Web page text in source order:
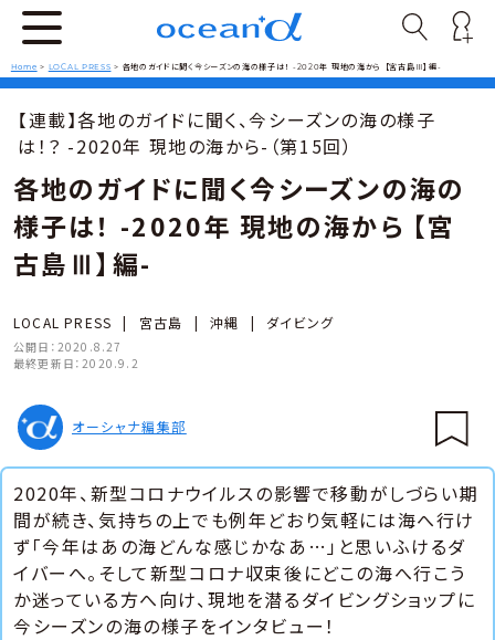
Home > LOCAL PRESS > 各地のガイドに聞く今シーズンの海の様子は！ -2020年 現地の海から 【宮古島Ⅲ】編-
【連載】各地のガイドに聞く、今シーズンの海の様子
は！？ -2020年 現地の海から-（第15回）
各地のガイドに聞く今シーズンの海の
様子は！ -2020年 現地の海から 【宮
古島Ⅲ】編-
LOCAL PRESS | 宮古島 | 沖縄 | ダイビング
公開日： 2020.8.27
最終更新日： 2020.9.2
オーシャナ編集部
2020年、新型コロナウイルスの影響で移動がしづらい期
間が続き、気持ちの上でも例年どおり気軽には海へ行け
ず「今年はあの海どんな感じかなあ…」と思いふけるダ
イバーへ。そして新型コロナ収束後にどこの海へ行こう
か迷っている方へ向け、現地を潜るダイビングショップに
今シーズンの海の様子をインタビュー！